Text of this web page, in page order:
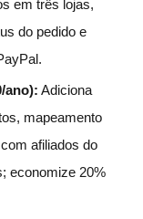
em três lojas,
do pedido e
ano): Adiciona
mapeamento
afiliados do
economize 20%